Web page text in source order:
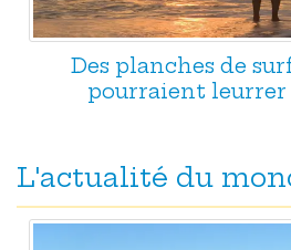
Des planches de
pourraient leurrer
L'actualité du